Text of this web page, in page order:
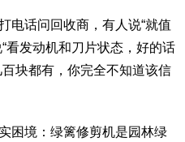
电话问回收商，有人说“就值
看发动机和刀片状态，好的话
块都有，你完全不知道该信
困境：绿篱修剪机是园林绿